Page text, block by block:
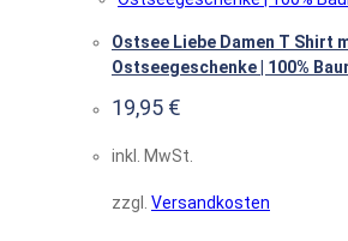
Ostsee Liebe Damen T Shirt
Ostseegeschenke | 100%
19,95 €
inkl. MwSt.
zzgl. Versandkosten